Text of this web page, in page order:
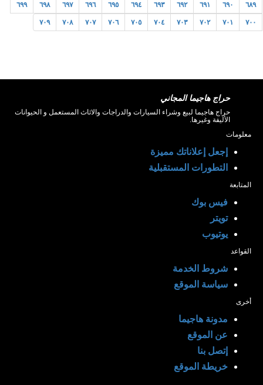
٦٨٩ ٦٩٠ ٦٩١ ٦٩٢ ٦٩٣ ٦٩٤ ٦٩٥ ٦٩٦ ٦٩٧ ٦٩٨ ٦٩٩
٧٠٠ ٧٠١ ٧٠٢ ٧٠٣ ٧٠٤ ٧٠٥ ٧٠٦ ٧٠٧ ٧٠٨ ٧٠٩
حراج هاجيما المجاني
حراج هاجيما لبيع وشراء السيارات والدراجات والاثاث المستعمل و الحيوانات
الأليفة وغيرها.
معلومات
إجعل إعلاناتك مميزة
التطورات المستقبلية
المتابعة
فيس بوك
تويتر
يوتيوب
القواعد
شروط الخدمة
سياسة الموقع
أخرى
مدونة هاجيما
عن الموقع
إتصل بنا
خريطة الموقع